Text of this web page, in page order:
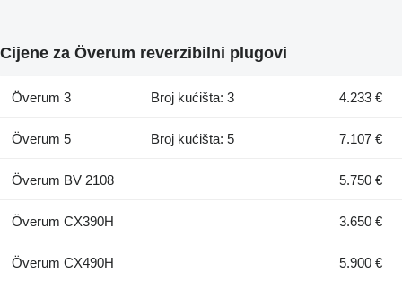
Cijene za Överum reverzibilni plugovi
Överum 3 Broj kućišta: 3 4.233 €
Överum 5 Broj kućišta: 5 7.107 €
Överum BV 2108 5.750 €
Överum CX390H 3.650 €
Överum CX490H 5.900 €